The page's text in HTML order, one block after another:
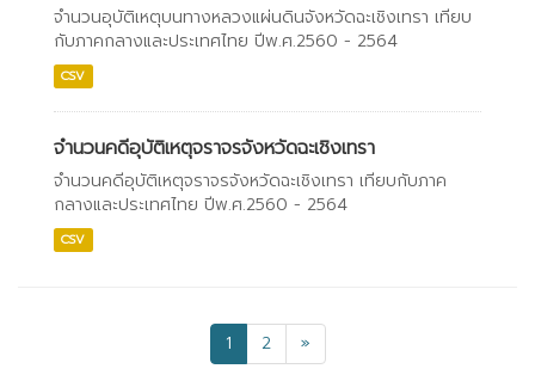
จำนวนอุบัติเหตุบนทางหลวงแผ่นดินจังหวัดฉะเชิงเทรา เทียบ
กับภาคกลางและประเทศไทย ปีพ.ศ.2560 - 2564
CSV
จำนวนคดีอุบัติเหตุจราจรจังหวัดฉะเชิงเทรา
จำนวนคดีอุบัติเหตุจราจรจังหวัดฉะเชิงเทรา เทียบกับภาค
กลางและประเทศไทย ปีพ.ศ.2560 - 2564
CSV
1 2 »